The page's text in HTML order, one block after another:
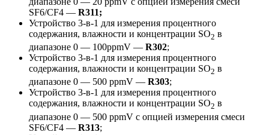
SF6/CF4 — R311;
Устройство 3-в-1 для измерения процентного
содержания, влажности и концентрации SO2 в
диапазоне 0 — 100ppmV — R302;
Устройство 3-в-1 для измерения процентного
содержания, влажности и концентрации SO2 в
диапазоне 0 — 500 ppmV — R303;
Устройство 3-в-1 для измерения процентного
содержания, влажности и концентрации SO2 в
диапазоне 0 — 500 ppmV с опцией измерения смеси
SF6/CF4 — R313;